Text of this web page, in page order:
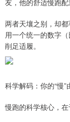
友，他的舒适慢跑
两者天壤之别，却
用一个统一的数字
削足适履。
科学解码：你的“慢”
慢跑的科学核心，在